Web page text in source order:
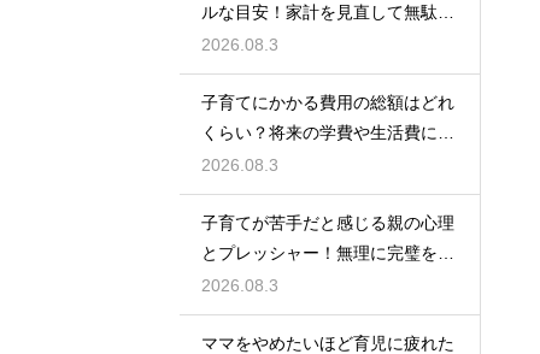
ルな目安！家計を見直して無駄な
出費を抑えながら無理なく育児を
するための計画術
2026.08.3
子育てにかかる費用の総額はどれ
くらい？将来の学費や生活費に備
えて今から計画的に貯金をして教
育資金を準備する術
2026.08.3
子育てが苦手だと感じる親の心理
とプレッシャー！無理に完璧を目
指さずに自分らしいペースで育児
をするためのヒント
2026.08.3
ママをやめたいほど育児に疲れた